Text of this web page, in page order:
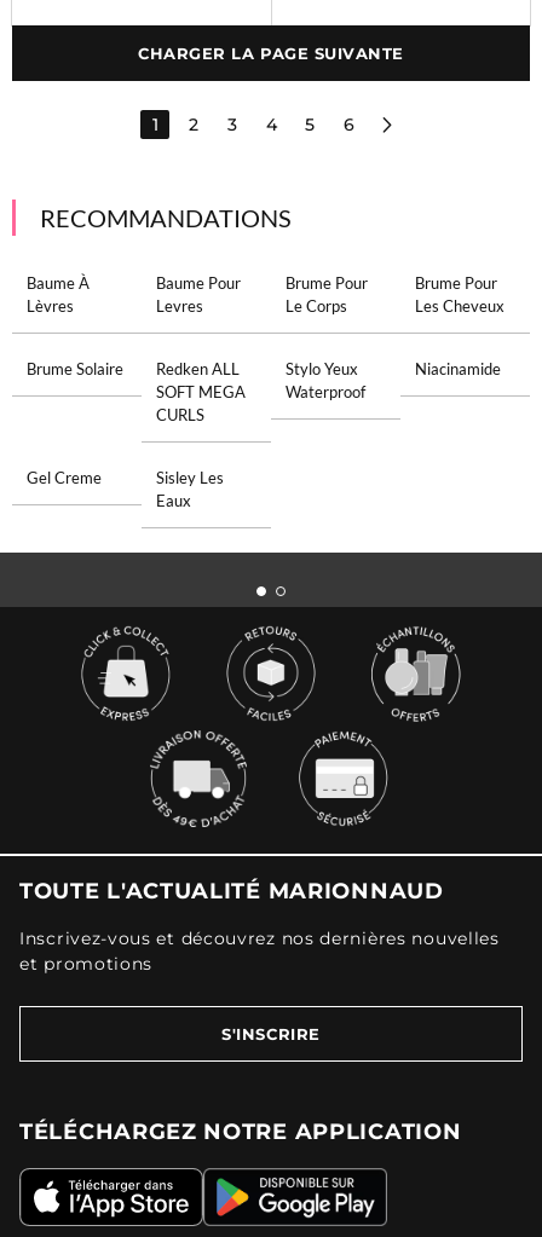
CHARGER LA PAGE SUIVANTE
1 2 3 4 5 6
RECOMMANDATIONS
Baume À
Lèvres
Baume Pour
Levres
Brume Pour
Le Corps
Brume Pour
Les Cheveux
Brume Solaire
Redken ALL
SOFT MEGA
CURLS
Stylo Yeux
Waterproof
Niacinamide
Gel Creme
Sisley Les
Eaux
TOUTE L'ACTUALITÉ MARIONNAUD
Inscrivez-vous et découvrez nos dernières nouvelles
et promotions
S'INSCRIRE
TÉLÉCHARGEZ NOTRE APPLICATION